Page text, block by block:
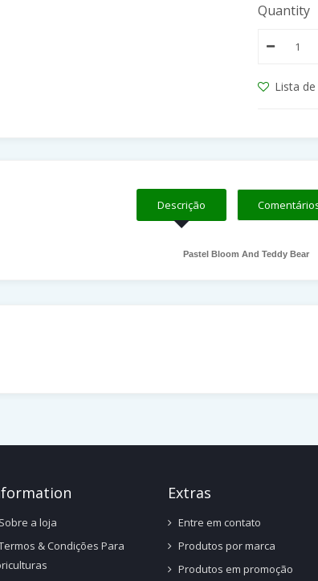
Quantity
Lista
Descrição
Pastel Bloom And Teddy Bear
Mation
Sobre a loja
& Condições Para
ExtRas
Entre em contato
Produtos por marca
Produtos em promoção